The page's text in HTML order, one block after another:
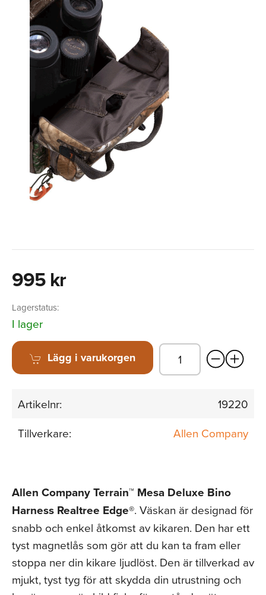
995 kr
Lagerstatus:
I lager
Lägg i varukorgen
Artikelnr:
19220
Tillverkare:
Allen Company
Allen Company Terrain™ Mesa Deluxe Bino
Harness Realtree Edge®. Väskan är designad för
snabb och enkel åtkomst av kikaren. Den har ett
tyst magnetlås som gör att du kan ta fram eller
stoppa ner din kikare ljudlöst. Den är tillverkad av
mjukt, tyst tyg för att skydda din utrustning och